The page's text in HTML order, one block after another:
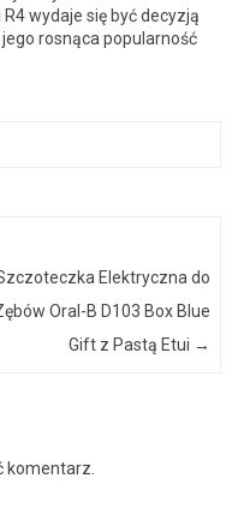
wydaje się być decyzją
rosnąca popularność
Elektryczna do
Oral-B D103 Box Blue
Gift z Pastą Etui →
komentarz.